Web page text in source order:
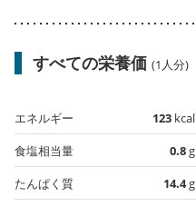
すべての栄養価 (1人分)
エネルギー 123 kcal
食塩相当量
0.8g
たんぱく質
14.4g